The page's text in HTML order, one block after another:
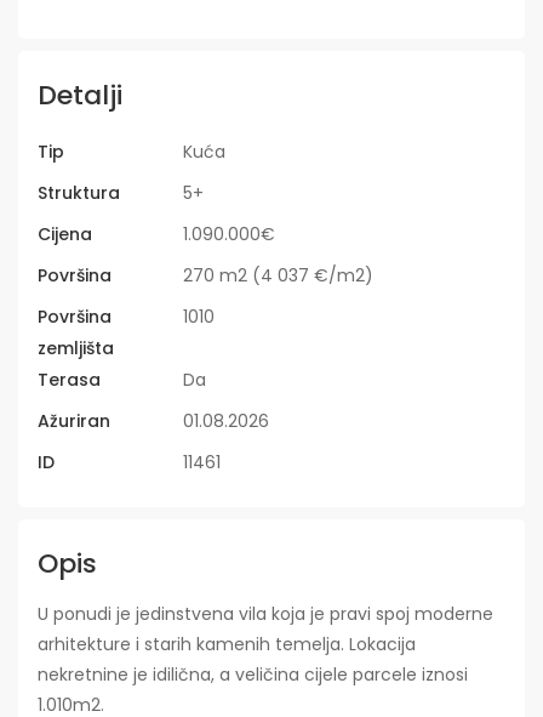
Detalji
Tip
Kuća
Struktura
5+
Cijena
1.090.000€
Površina
270 m2 (4 037 €/m2)
Površina
zemljišta
1010
Terasa
Da
Ažuriran
01.08.2026
ID
11461
Opis
U ponudi je jedinstvena vila koja je pravi spoj moderne
arhitekture i starih kamenih temelja. Lokacija
nekretnine je idilična, a veličina cijele parcele iznosi
1.010m2.